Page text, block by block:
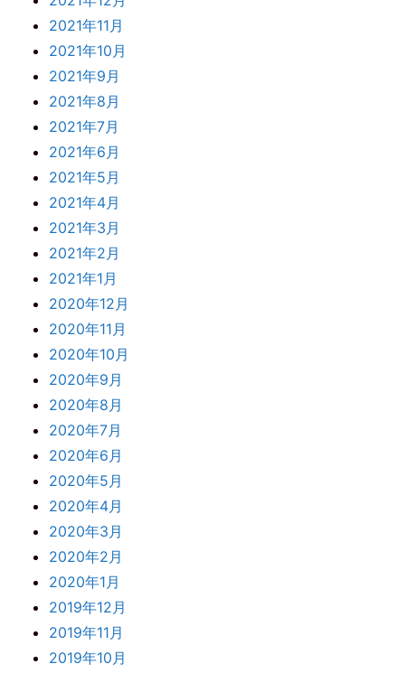
2021年11月
2021年10月
2021年9月
2021年8月
2021年7月
2021年6月
2021年5月
2021年4月
2021年3月
2021年2月
2021年1月
2020年12月
2020年11月
2020年10月
2020年9月
2020年8月
2020年7月
2020年6月
2020年5月
2020年4月
2020年3月
2020年2月
2020年1月
2019年12月
2019年11月
2019年10月